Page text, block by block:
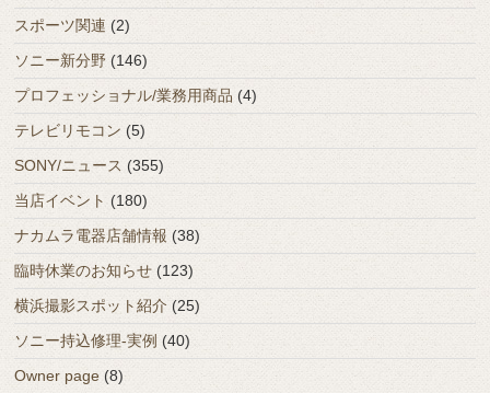
スポーツ関連 (2)
ソニー新分野 (146)
プロフェッショナル/業務用商品 (4)
テレビリモコン (5)
SONY/ニュース (355)
当店イベント (180)
ナカムラ電器店舗情報 (38)
臨時休業のお知らせ (123)
横浜撮影スポット紹介 (25)
ソニー持込修理-実例 (40)
Owner page (8)